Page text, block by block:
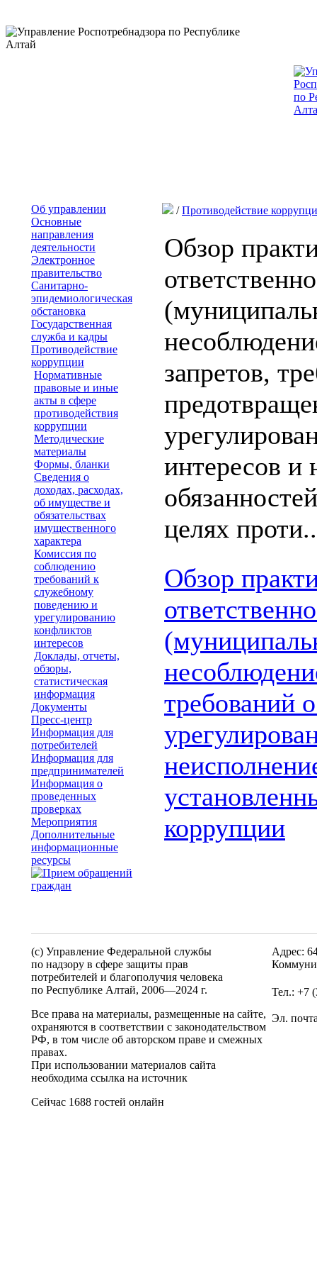
Об управлении
Основные
направления
деятельности
Электронное
правительство
Санитарно-
эпидемиологическая
обстановка
Государственная
служба и кадры
Противодействие
коррупции
Нормативные
правовые и иные
акты в сфере
противодействия
коррупции
Методические
материалы
Формы, бланки
Сведения о
доходах, расходах,
об имуществе и
обязательствах
имущественного
характера
Комиссия по
соблюдению
требований к
служебному
поведению и
урегулированию
конфликтов
интересов
Доклады, отчеты,
обзоры,
статистическая
информация
Документы
Пресс-центр
Информация для
потребителей
Информация для
предпринимателей
Информация о
проведенных
проверках
Мероприятия
Дополнительные
информационные
ресурсы
/Противодействие
Обзор
запретов,
интересов и
целях проти..
Обзор
требований
коррупции
(c) Управление Федеральной службы
по надзору в сфере защиты прав
потребителей и благополучия человека
по Республике Алтай, 2006—2024 г.
Все права на материалы, размещенные на сайте,
охраняются в соответствии с законодательством
РФ, в том числе об авторском праве и смежных
правах.
При использовании материалов сайта
необходима ссылка на источник
Сейчас 1688 гостей онлайн
Адрес:
Тел.: +7
Эл.